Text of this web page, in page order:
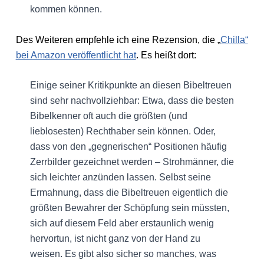
kommen können.
Des Weiteren empfehle ich eine Rezension, die „Chilla“
bei Amazon veröffentlicht hat. Es heißt dort:
Einige seiner Kritikpunkte an diesen Bibeltreuen
sind sehr nachvollziehbar: Etwa, dass die besten
Bibelkenner oft auch die größten (und
lieblosesten) Rechthaber sein können. Oder,
dass von den „gegnerischen“ Positionen häufig
Zerrbilder gezeichnet werden – Strohmänner, die
sich leichter anzünden lassen. Selbst seine
Ermahnung, dass die Bibeltreuen eigentlich die
größten Bewahrer der Schöpfung sein müssten,
sich auf diesem Feld aber erstaunlich wenig
hervortun, ist nicht ganz von der Hand zu
weisen. Es gibt also sicher so manches, was